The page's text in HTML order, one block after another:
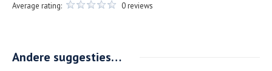
Average rating:
0 reviews
Andere suggesties…